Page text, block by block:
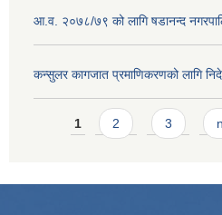
आ.व. २०७८/७९ को लागि षडानन्द
कन्सुलर कागजात प्रमाणिकरणको लागि
Pages
1 2 3